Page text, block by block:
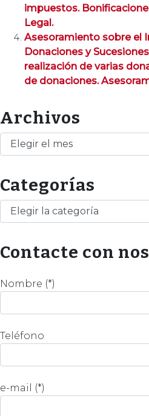
impuestos.
Legal.
Asesoramiento sobre el
Donaciones y
realización de varias
de donaciones.
Archivos
Archivos
Categorías
Categorías
Contacte con
Nombre (*)
Teléfono
e-mail (*)